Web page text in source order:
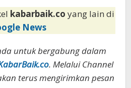
kabarbaik.co yang lain di
News
untuk bergabung dalam
. Melalui Channel
terus mengirimkan pesan